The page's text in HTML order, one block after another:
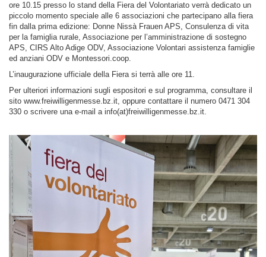
ore 10.15 presso lo stand della Fiera del Volontariato verrà dedicato un
piccolo momento speciale alle 6 associazioni che partecipano alla fiera
fin dalla prima edizione: Donne Nissà Frauen APS, Consulenza di vita
per la famiglia rurale, Associazione per l’amministrazione di sostegno
APS, CIRS Alto Adige ODV, Associazione Volontari assistenza famiglie
ed anziani ODV e Montessori.coop.
L’inaugurazione ufficiale della Fiera si terrà alle ore 11.
Per ulteriori informazioni sugli espositori e sul programma, consultare il
sito www.freiwilligenmesse.bz.it, oppure contattare il numero 0471 304
330 o scrivere una e-mail a info(at)freiwilligenmesse.bz.it.